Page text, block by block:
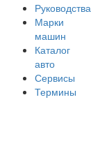
Руководства
Марки
машин
Каталог
авто
Сервисы
Термины